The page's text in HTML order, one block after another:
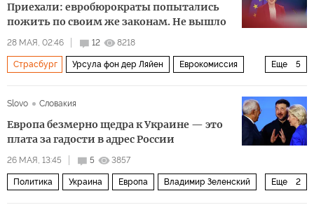
Приехали: евробюрократы попытались
пожить по своим же законам. Не вышло
28 МАЯ, 02:46 12 8218
Еще 5
Страсбург Урсула фон дер Ляйен Еврокомиссия
Slovo Словакия
Европа безмерно щедра к Украине — это
плата за гадости в адрес России
26 МАЯ, 13:45 5 3857
Еще 2
Политика Украина Европа Владимир Зеленский